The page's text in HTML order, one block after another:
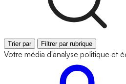
Trier par Filtrer par rubrique
Votre média d'analyse politique et